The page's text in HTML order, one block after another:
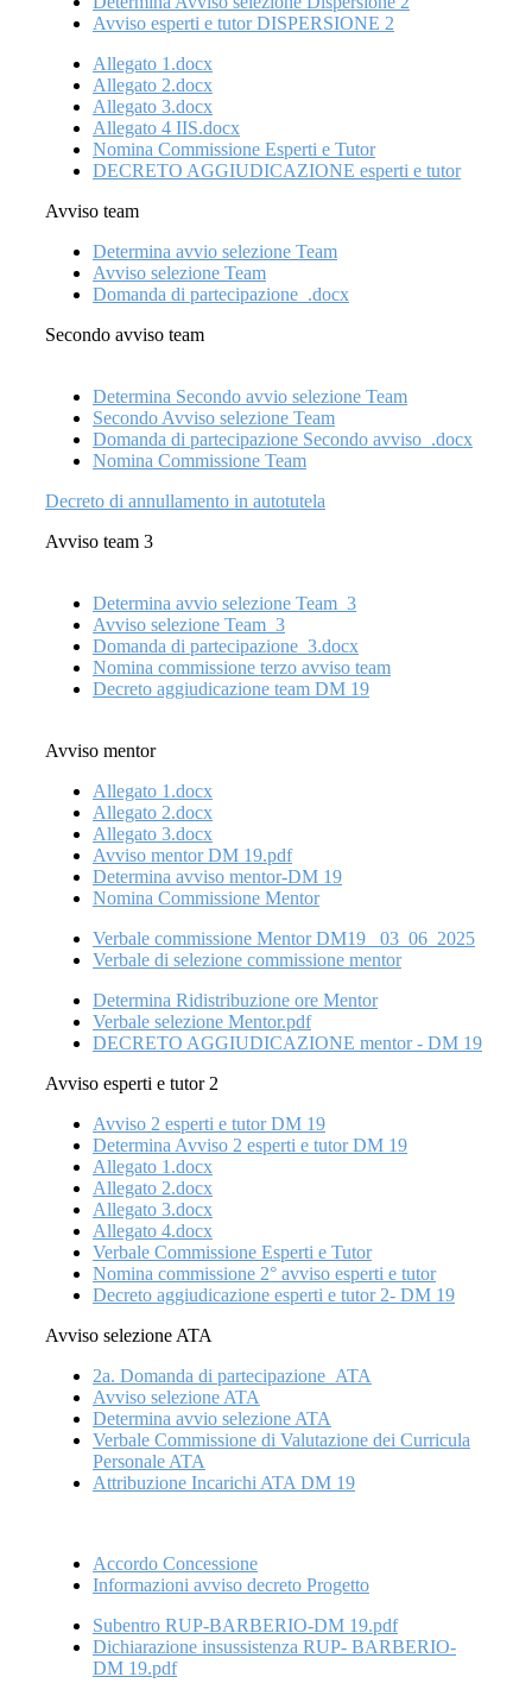
Avviso esperti e tutor DISPERSIONE 2
Allegato 1.docx
Allegato 2.docx
Allegato 3.docx
Allegato 4 IIS.docx
Nomina Commissione Esperti e Tutor
DECRETO AGGIUDICAZIONE esperti e tutor
Avviso team
Determina avvio selezione Team
Avviso selezione Team
Domanda di partecipazione_.docx
Secondo avviso team
Determina Secondo avvio selezione Team
Secondo Avviso selezione Team
Domanda di partecipazione Secondo avviso_.docx
Nomina Commissione Team
Decreto di annullamento in autotutela
Avviso team 3
Determina avvio selezione Team_3
Avviso selezione Team_3
Domanda di partecipazione_3.docx
Nomina commissione terzo avviso team
Decreto aggiudicazione team DM 19
Avviso mentor
Allegato 1.docx
Allegato 2.docx
Allegato 3.docx
Avviso mentor DM 19.pdf
Determina avviso mentor-DM 19
Nomina Commissione Mentor
Verbale commissione Mentor DM19_ 03_06_2025
Verbale di selezione commissione mentor
Determina Ridistribuzione ore Mentor
Verbale selezione Mentor.pdf
DECRETO AGGIUDICAZIONE mentor - DM 19
Avviso esperti e tutor 2
Avviso 2 esperti e tutor DM 19
Determina Avviso 2 esperti e tutor DM 19
Allegato 1.docx
Allegato 2.docx
Allegato 3.docx
Allegato 4.docx
Verbale Commissione Esperti e Tutor
Nomina commissione 2° avviso esperti e tutor
Decreto aggiudicazione esperti e tutor 2- DM 19
Avviso selezione ATA
2a. Domanda di partecipazione_ATA
Avviso selezione ATA
Determina avvio selezione ATA
Verbale Commissione di Valutazione dei Curricula
Personale ATA
Attribuzione Incarichi ATA DM 19
Accordo Concessione
Informazioni avviso decreto Progetto
Subentro RUP-BARBERIO-DM 19.pdf
Dichiarazione insussistenza RUP- BARBERIO-
DM 19.pdf